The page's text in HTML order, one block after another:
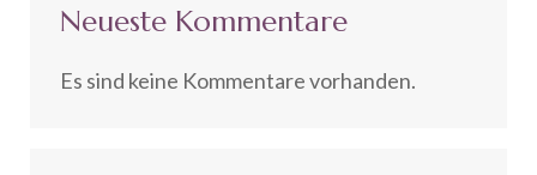
Neueste Kommentare
Es sind keine Kommentare vorhanden.